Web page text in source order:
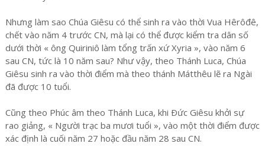
Nhưng làm sao Chúa Giêsu có thể sinh ra vào thời Vua Hêrôđê,
chết vào năm 4 trước CN, mà lại có thể được kiểm tra dân số
dưới thời « ông Quiriniô làm tổng trấn xứ Xyria », vào năm 6
sau CN, tức là 10 năm sau? Như vậy, theo Thánh Luca, Chúa
Giêsu sinh ra vào thời điểm mà theo thánh Mátthêu lẽ ra Ngài
đã được 10 tuổi.
Cũng theo Phúc âm theo Thánh Luca, khi Ðức Giêsu khởi sự
rao giảng, « Người trạc ba mươi tuổi », vào một thời điểm được
xác định là cuối năm 27 hoặc đầu năm 28 sau CN.